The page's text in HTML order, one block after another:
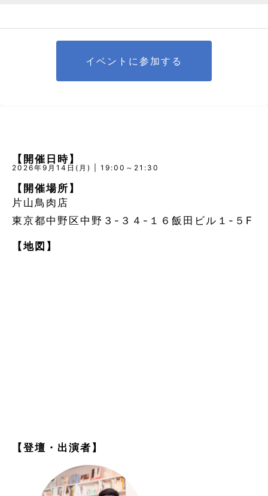
イベントに参加する
【開催日時】
2026年9月14日(月) | 19:00～21:30
【開催場所】
片山鳥肉店
東京都中野区中野３-３４-１６飯田ビル１-５F
【地図】
【登壇・出演者】